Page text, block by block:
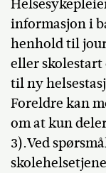
informasjon i
henhold til
eller
til ny
Foreldre kan
om at kun
3).Ved